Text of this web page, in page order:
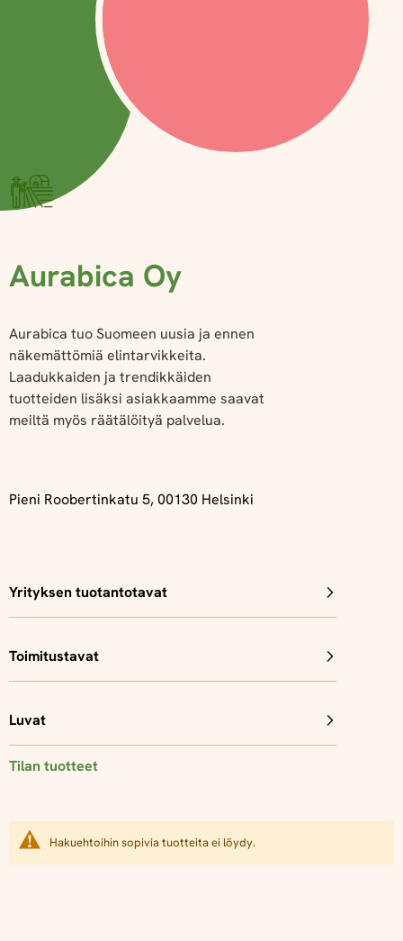
Aurabica Oy
Aurabica tuo Suomeen uusia ja ennen
näkemättömiä elintarvikkeita.
Laadukkaiden ja trendikkäiden
tuotteiden lisäksi asiakkaamme saavat
meiltä myös räätälöityä palvelua.
Pieni Roobertinkatu 5, 00130 Helsinki
Yrityksen tuotantotavat
Toimitustavat
Luvat
Tilan tuotteet
Hakuehtoihin sopivia tuotteita ei löydy.